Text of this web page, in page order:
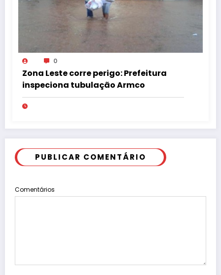
0
Zona Leste corre perigo: Prefeitura
inspeciona tubulação Armco
PUBLICAR COMENTÁRIO
Comentários